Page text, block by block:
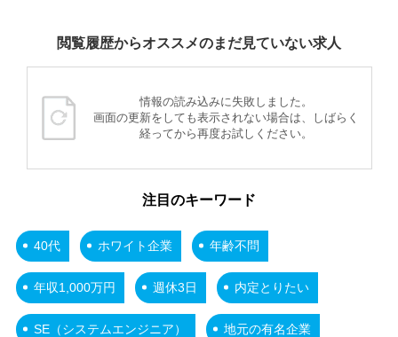
閲覧履歴からオススメのまだ見ていない求人
情報の読み込みに失敗しました。
画面の更新をしても表示されない場合は、しばらく
経ってから再度お試しください。
注目のキーワード
40代 ホワイト企業 年齢不問
年収1,000万円 週休3日 内定とりたい
SE（システムエンジニア） 地元の有名企業